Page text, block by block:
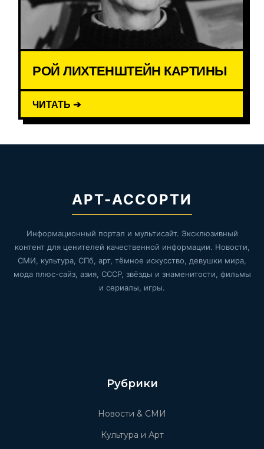
РОЙ ЛИХТЕНШТЕЙН КАРТИНЫ
ЧИТАТЬ ➔
АРТ-АССОРТИ
Информационный портал и мультисайт. Эксклюзивный
контент для ценителей качественной информации. Новости,
СМИ, культура, СПб, арт, тёмное искусство, девушки мира,
мода плюс-сайз, азия, СССР, звёзды и знаменитости, фильмы
и сериалы, игры.
Рубрики
Новости & СМИ
Культура и Арт